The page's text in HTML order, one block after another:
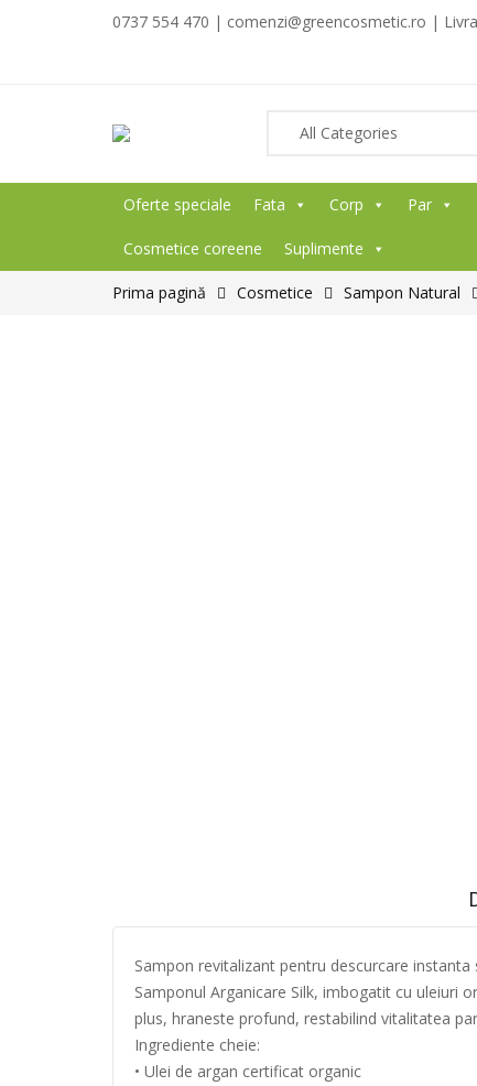
0737 554 470 | comenzi@greencosmetic.ro |
Oferte speciale Fata Corp Par
Cosmetice coreene Suplimente
Prima pagină Cosmetice Sampon Natural
Sampon revitalizant pentru descurcare
Samponul Arganicare Silk, imbogatit cu uleiuri
plus, hraneste profund, restabilind vitalitatea
Ingrediente cheie:
• Ulei de argan certificat organic